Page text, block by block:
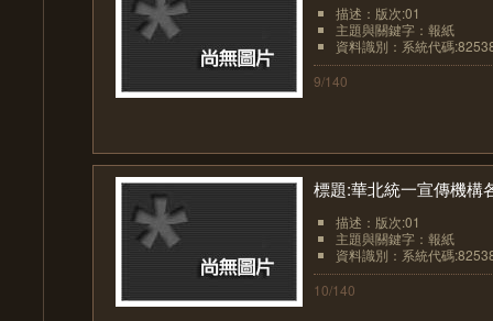
描述：版次:01
主題與關鍵字：報紙
資料識別：系統代碼
9/140
標題:華北統一宣傳機構
描述：版次:01
主題與關鍵字：報紙
資料識別：系統代碼
10/140